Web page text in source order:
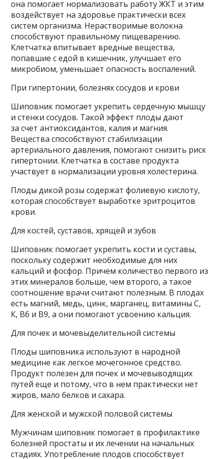
она помогает нормализовать работу ЖКТ и этим
воздействует на здоровье практически всех
систем организма. Нерастворимые волокна
способствуют правильному пищеварению.
Клетчатка впитывает вредные вещества,
попавшие с едой в кишечник, улучшает его
микробиом, уменьшает опасность воспалений.
При гипертонии, болезнях сосудов и крови
Шиповник помогает укрепить сердечную мышцу
и стенки сосудов. Такой эффект плоды дают
за счет антиоксидантов, калия и магния.
Вещества способствуют стабилизации
артериального давления, помогают снизить риск
гипертонии. Клетчатка в составе продукта
участвует в нормализации уровня холестерина.
Плоды дикой розы содержат фолиевую кислоту,
которая способствует выработке эритроцитов
крови.
Для костей, суставов, хрящей и зубов
Шиповник помогает укрепить кости и суставы,
поскольку содержит необходимые для них
кальций и фосфор. Причем количество первого из
этих минералов больше, чем второго, а такое
соотношение врачи считают полезным. В плодах
есть магний, медь, цинк, марганец, витамины С,
К, В6 и В9, а они помогают усвоению кальция.
Для почек и мочевыделительной системы
Плоды шиповника используют в народной
медицине как легкое мочегонное средство.
Продукт полезен для почек и мочевыводящих
путей еще и потому, что в нем практически нет
жиров, мало белков и сахара.
Для женской и мужской половой системы
Мужчинам шиповник помогает в профилактике
болезней простаты и их лечении на начальных
стадиях. Употребление плодов способствует